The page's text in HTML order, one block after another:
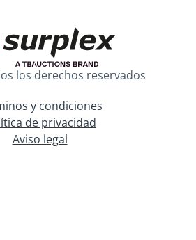
los derechos reservados
y condiciones
de privacidad
Aviso legal